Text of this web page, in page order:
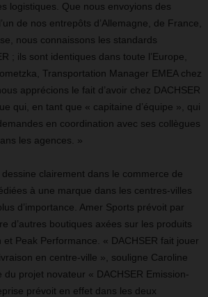
logistiques. Que nous envoyions des
de nos entrepôts d’Allemagne, de France,
nous connaissons les standards
; ils sont identiques dans toute l’Europe,
Transportation Manager EMEA chez
apprécions le fait d’avoir chez DACHSER
qui, en tant que « capitaine d’équipe », qui
en coordination avec ses collègues
les agences. »
dessine clairement dans le commerce de
à une marque dans les centres-villes
d’importance. Amer Sports prévoit par
d’autres boutiques axées sur les produits
Peak Performance. « DACHSER fait jouer
en centre-ville », souligne Caroline
du projet novateur « DACHSER Emission-
prévoit en effet dans les deux